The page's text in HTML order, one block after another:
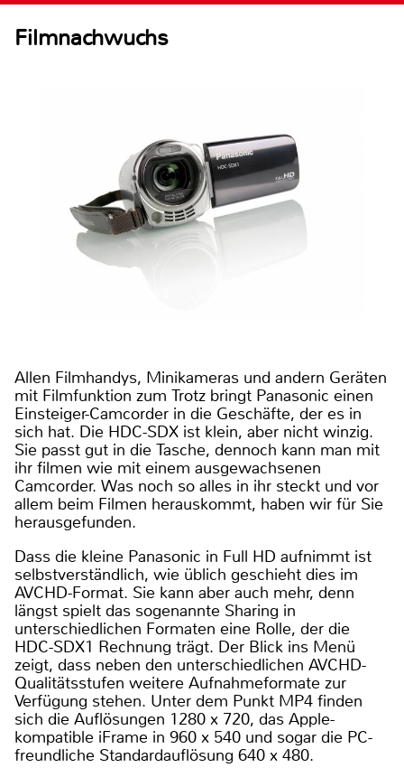
Filmnachwuchs
Allen Filmhandys, Minikameras und andern Geräten
mit Filmfunktion zum Trotz bringt Panasonic einen
Einsteiger-Camcorder in die Geschäfte, der es in
sich hat. Die HDC-SDX ist klein, aber nicht winzig.
Sie passt gut in die Tasche, dennoch kann man mit
ihr filmen wie mit einem ausgewachsenen
Camcorder. Was noch so alles in ihr steckt und vor
allem beim Filmen herauskommt, haben wir für Sie
herausgefunden.
Dass die kleine Panasonic in Full HD aufnimmt ist
selbstverständlich, wie üblich geschieht dies im
AVCHD-Format. Sie kann aber auch mehr, denn
längst spielt das sogenannte Sharing in
unterschiedlichen Formaten eine Rolle, der die
HDC-SDX1 Rechnung trägt. Der Blick ins Menü
zeigt, dass neben den unterschiedlichen AVCHD-
Qualitätsstufen weitere Aufnahmeformate zur
Verfügung stehen. Unter dem Punkt MP4 finden
sich die Auflösungen 1280 x 720, das Apple-
kompatible iFrame in 960 x 540 und sogar die PC-
freundliche Standardauflösung 640 x 480.